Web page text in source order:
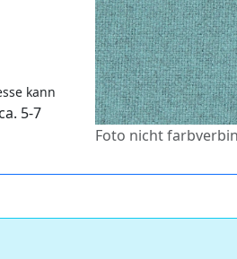
kann
5-7
Foto nicht